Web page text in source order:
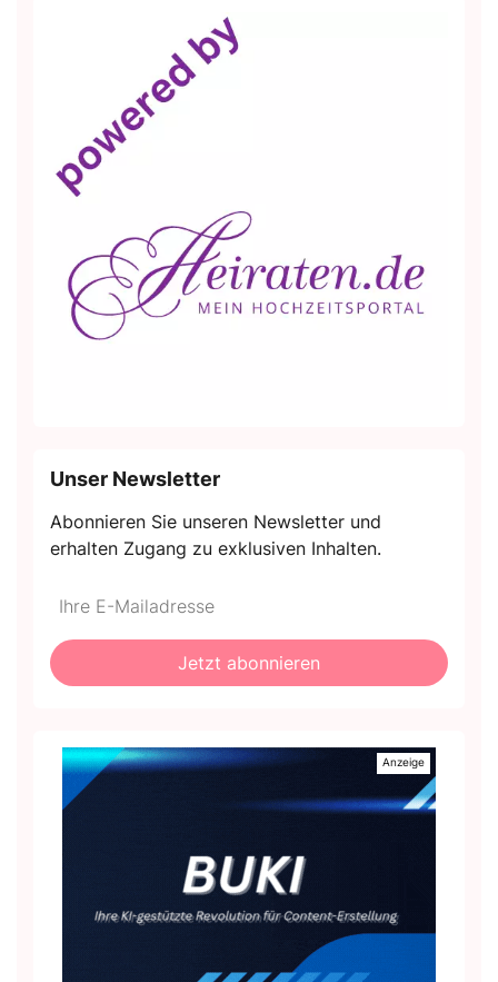
Unser Newsletter
Abonnieren Sie unseren Newsletter und
erhalten Zugang zu exklusiven Inhalten.
Do
fill
this
*Ihre
Mailadresse:
Jetzt abonnieren